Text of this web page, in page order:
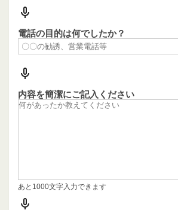
電話の目的は何でしたか？
内容を簡潔にご記入ください
あと1000文字入力できます